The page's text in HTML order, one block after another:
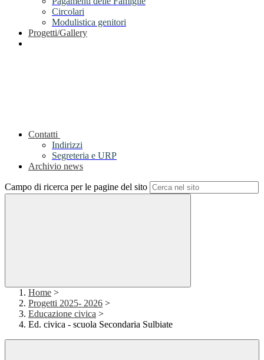
Circolari
Modulistica genitori
Progetti/Gallery
Contatti
Indirizzi
Segreteria e URP
Archivio news
Campo di ricerca per le pagine del sito
Home >
Progetti 2025- 2026 >
Educazione civica >
Ed. civica - scuola Secondaria Sulbiate